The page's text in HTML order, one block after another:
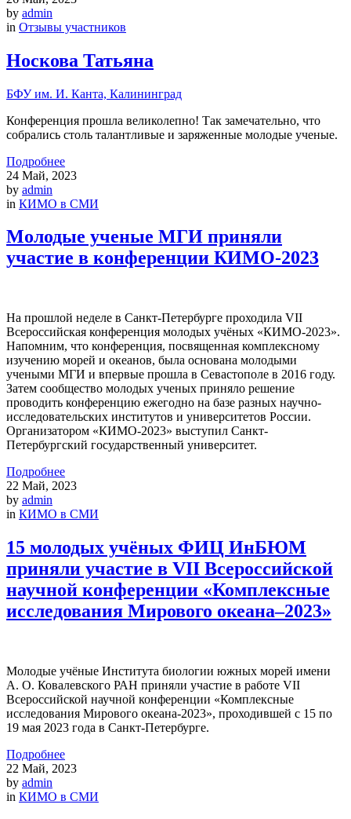
by admin
in Отзывы участников
Носкова Татьяна
БФУ им. И. Канта, Калининград
Конференция прошла великолепно! Так замечательно, что
собрались столь талантливые и заряженные молодые ученые.
Подробнее
24 Май, 2023
by admin
in КИМО в СМИ
Молодые ученые МГИ приняли
участие в конференции КИМО-2023
На прошлой неделе в Санкт-Петербурге проходила VII
Всероссийская конференция молодых учёных «КИМО-2023».
Напомним, что конференция, посвященная комплексному
изучению морей и океанов, была основана молодыми
учеными МГИ и впервые прошла в Севастополе в 2016 году.
Затем сообщество молодых ученых приняло решение
проводить конференцию ежегодно на базе разных научно-
исследовательских институтов и университетов России.
Организатором «КИМО-2023» выступил Санкт-
Петербургский государственный университет.
Подробнее
22 Май, 2023
by admin
in КИМО в СМИ
15 молодых учёных ФИЦ ИнБЮМ
приняли участие в VII Всероссийской
научной конференции «Комплексные
исследования Мирового океана–2023»
Молодые учёные Института биологии южных морей имени
А. О. Ковалевского РАН приняли участие в работе VII
Всероссийской научной конференции «Комплексные
исследования Мирового океана-2023», проходившей с 15 по
19 мая 2023 года в Санкт-Петербурге.
Подробнее
22 Май, 2023
by admin
in КИМО в СМИ